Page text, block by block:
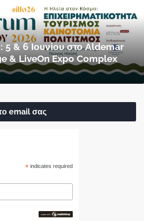
& 6 Ιουνίου στο Aldemar
& LiveOn Expo Complex
email σας
* indicates required